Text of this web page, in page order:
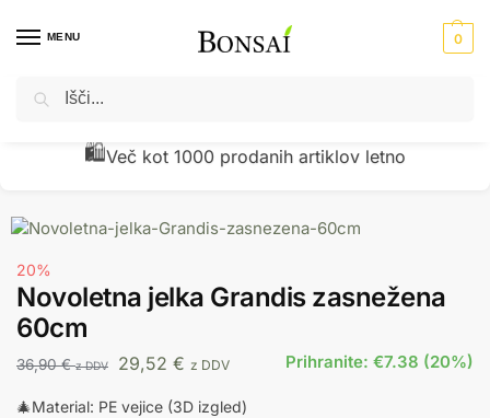
MENU 0
Domov / Umetne jelke - novoletne jelke - božična drevesa
🧾Preverjena kakovost z vračili pod 1 %
20%
Novoletna jelka Grandis zasnežena
60cm
36,90€ z DDV 29,52 € z DDV Prihranite: €7.38 (20%)
🎄Material: PE vejice (3D izgled)